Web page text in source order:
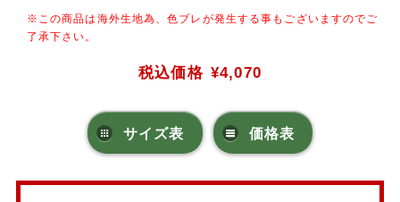
※この商品は海外生地為、色ブレが発生する事もございますのでご
了承下さい。
税込価格 ¥4,070
サイズ表 価格表